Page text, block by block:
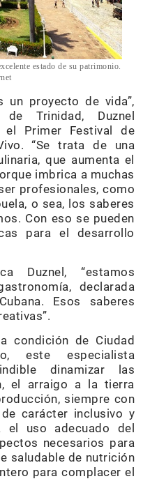
estado de su patrimonio.
un proyecto de vida”,
Trinidad, Duznel
el Primer Festival de
“Se trata de una
que aumenta el
imbrica a muchas
profesionales, como
o sea, los saberes
Con eso se pueden
para el desarrollo
Duznel, “estamos
declarada
Esos saberes
condición de Ciudad
este especialista
dinamizar las
el arraigo a la tierra
siempre con
carácter inclusivo y
el uso adecuado del
necesarios para
saludable de nutrición
para complacer el